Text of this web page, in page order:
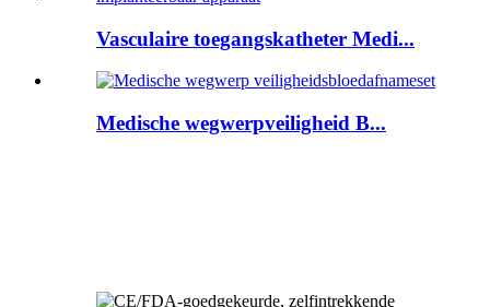
Vasculaire toegangskatheter Medi...
Medische wegwerpveiligheid B...